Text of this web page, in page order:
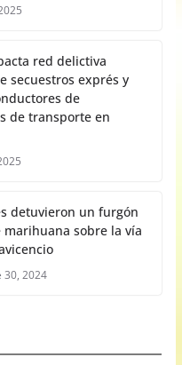
red delictiva
secuestros exprés y
de
de transporte en
detuvieron un furgón
marihuana sobre la vía
30, 2024